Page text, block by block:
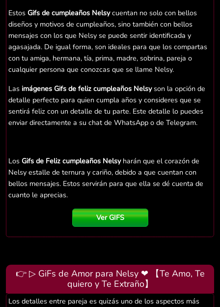
Estos Gifs de cumpleaños Nelsycuentan no solo con bellos
diseños y motivos de cumpleaños, sino también con bellos
mensajes con los que Nelsy se puede sentir identificada y
agasajada. De igual forma, son ideales para que los compartas
con tu amiga, hermana, tía, prima, madre, sobrina, pareja o
cualquier persona que conozcas que se llame Nelsy.
Las imágenes Gifs de feliz cumpleaños Nelsyson la opción de
detalle perfecto para quien cumpla años y consideres que se
sentirá feliz con un detalle de tu parte. Este detalle lo puedes
enviar directamente a su chat de WhatsApp o de Telegram.
Los Gifs de Feliz cumpleaños Nelsyharán que el corazón de
Nelsy estalle de ternura y cariño, debido a que cuentan con
bellos mensajes. Estos servirán para que ella se dé cuenta de
cuanto le aprecias.
Ver GIFS
👉 ▷ GiFs de Amor para Nelsy ❤ 【Te Amo, Te
quiero y Te Extraño】
Los detalles entre pareja es quizás uno de los aspectos más